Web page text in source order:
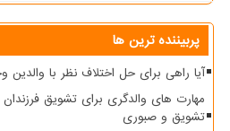
پربیننده ترین ها
آیا راهی برای حل اختلاف نظر با والدین
مهارت های والدگری برای تشویق فرزندان
تشویق و صبوری